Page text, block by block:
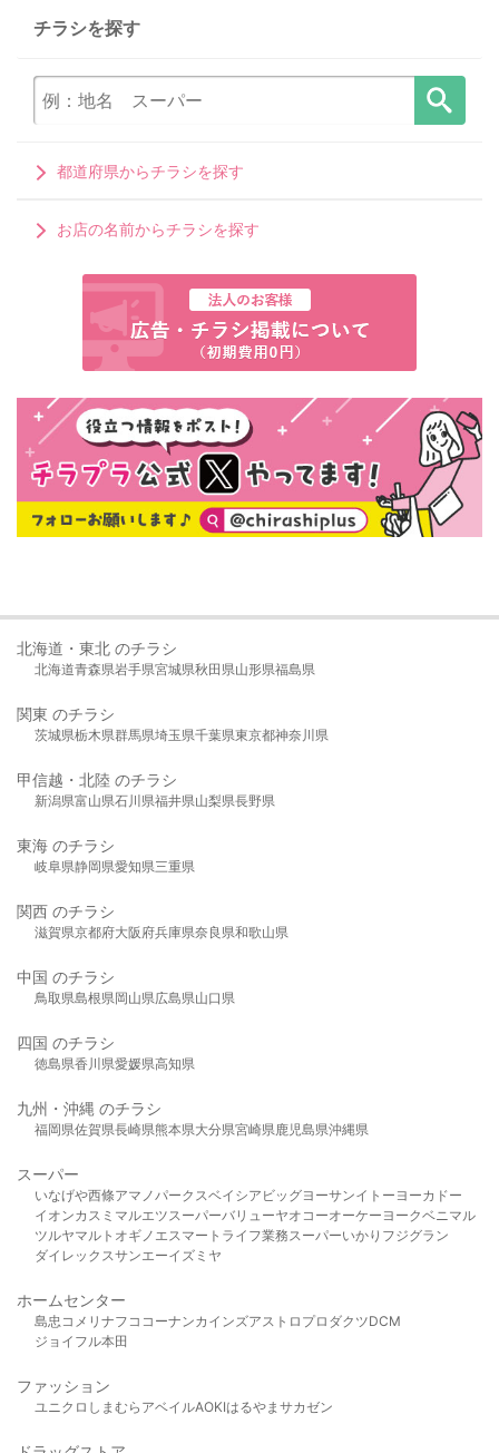
チラシを探す
都道府県からチラシを探す
お店の名前からチラシを探す
北海道・東北 のチラシ
北海道青森県岩手県宮城県秋田県山形県福島県
関東 のチラシ
茨城県栃木県群馬県埼玉県千葉県東京都神奈川県
甲信越・北陸 のチラシ
新潟県富山県石川県福井県山梨県長野県
東海 のチラシ
岐阜県静岡県愛知県三重県
関西 のチラシ
滋賀県京都府大阪府兵庫県奈良県和歌山県
中国 のチラシ
鳥取県島根県岡山県広島県山口県
四国 のチラシ
徳島県香川県愛媛県高知県
九州・沖縄 のチラシ
福岡県佐賀県長崎県熊本県大分県宮崎県鹿児島県沖縄県
スーパー
いなげや西條アマノパークスベイシア ビッグヨーサンイトーヨーカドー
イオンカスミ マルエツスーパーバリューヤオコーオーケー ヨークベニマル
ツルヤマルト オギノ エスマート ライフ業務スーパーいかり フジグラン
ダイレックスサンエーイズミヤ
ホームセンター
島忠 コメリ ナフコ コーナンカインズアストロプロダクツDCM
ジョイフル本田
ファッション
ユニクロ しまむら アベイルAOKIはるやま サカゼン